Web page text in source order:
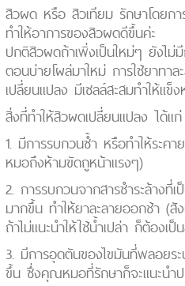
สิวผด หรือ สิวเทียม รักษาโดยกา
ทำให้อาการของสิวผดดีขึ้นค่ะ
ปกติสิวผดถ้าเพิ่งเป็นใหม่ๆ ยังไม่
ตอนบ่ายโผล่มาใหม่ การใช้ยาทา
เปลี่ยนแปลง มีเซลล์สะสมทำให้แ
สิ่งที่ทำให้สิวผดเปลี่ยนแปลง ได้แก่
1. มีการรบกวนซ้ำ หรือทำให้ระค
หมอถึงห้ามขัดถูหน้าแรงๆ)
2. การรบกวนจากสารชำระล้าง
มากขึ้น ทำให้ยาละลายออกช้า (
ถ้าไม่แนะนำให้ใช้น้ำเปล่า ก็ต้องเ
3. มีการอุดตันของไขมันที่พลอยร
ขึ้น ซึ่งคุณหมอที่รักษาก็จะแนะนำป